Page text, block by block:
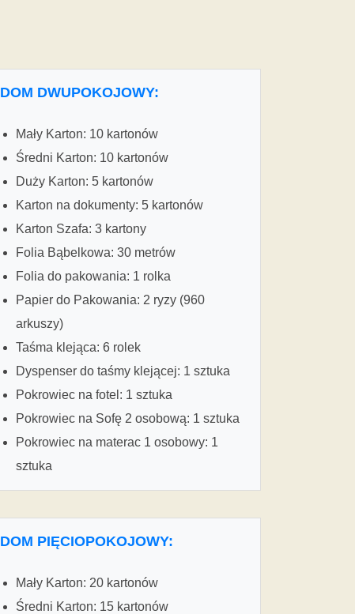
DOM DWUPOKOJOWY:
Mały Karton: 10 kartonów
Średni Karton: 10 kartonów
Duży Karton: 5 kartonów
Karton na dokumenty: 5 kartonów
Karton Szafa: 3 kartony
Folia Bąbelkowa: 30 metrów
Folia do pakowania: 1 rolka
Papier do Pakowania: 2 ryzy (960
arkuszy)
Taśma klejąca: 6 rolek
Dyspenser do taśmy klejącej: 1 sztuka
Pokrowiec na fotel: 1 sztuka
Pokrowiec na Sofę 2 osobową: 1 sztuka
Pokrowiec na materac 1 osobowy: 1
sztuka
DOM PIĘCIOPOKOJOWY:
Mały Karton: 20 kartonów
Średni Karton: 15 kartonów